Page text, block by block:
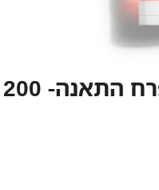
ג'ל רחצה בניחוח - פרח התאנה- 200